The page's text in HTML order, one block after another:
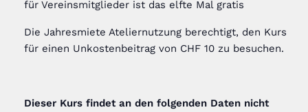
für Vereinsmitglieder ist das elfte Mal gratis
Die Jahresmiete Ateliernutzung berechtigt, den Kurs
für einen Unkostenbeitrag von CHF 10 zu besuchen.
Dieser Kurs findet an den folgenden Daten nicht